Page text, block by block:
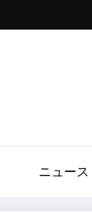
ニュース